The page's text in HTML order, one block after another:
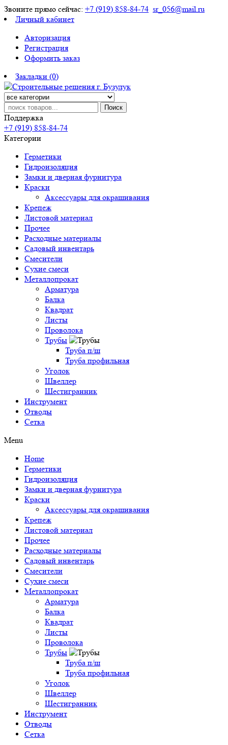
Звоните прямо сейчас: +7 (919) 858-84-74 sr_056@mail.ru
Личный кабинет
Авторизация
Регистрация
Оформить заказ
Закладки (0)
Поиск
Поддержка
+7 (919) 858-84-74
Категории
Герметики
Гидроизоляция
Замки и дверная фурнитура
Краски
Аксессуары для окрашивания
Крепеж
Листовой материал
Прочее
Расходные материалы
Садовый инвентарь
Смесители
Сухие смеси
Металлопрокат
Арматура
Балка
Квадрат
Листы
Проволока
Трубы
Труба п/ш
Труба профильная
Уголок
Швеллер
Шестигранник
Инструмент
Отводы
Сетка
Menu
Home
Герметики
Гидроизоляция
Замки и дверная фурнитура
Краски
Аксессуары для окрашивания
Крепеж
Листовой материал
Прочее
Расходные материалы
Садовый инвентарь
Смесители
Сухие смеси
Металлопрокат
Арматура
Балка
Квадрат
Листы
Проволока
Трубы
Труба п/ш
Труба профильная
Уголок
Швеллер
Шестигранник
Инструмент
Отводы
Сетка